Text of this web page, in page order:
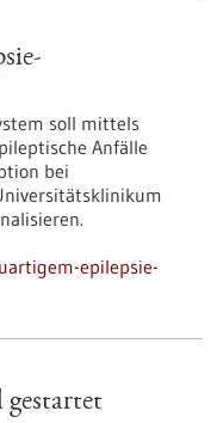
soll mittels
Anfälle
bei
epilepsie-